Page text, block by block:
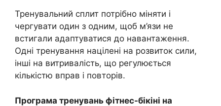
Тренувальний сплит потрібно міняти і
чергувати один з одним, щоб м’язи не
встигали адаптуватися до навантаження.
Одні тренування націлені на розвиток сили,
інші на витривалість, що регулюється
кількістю вправ і повторів.
Програма тренувань фітнес-бікіні на